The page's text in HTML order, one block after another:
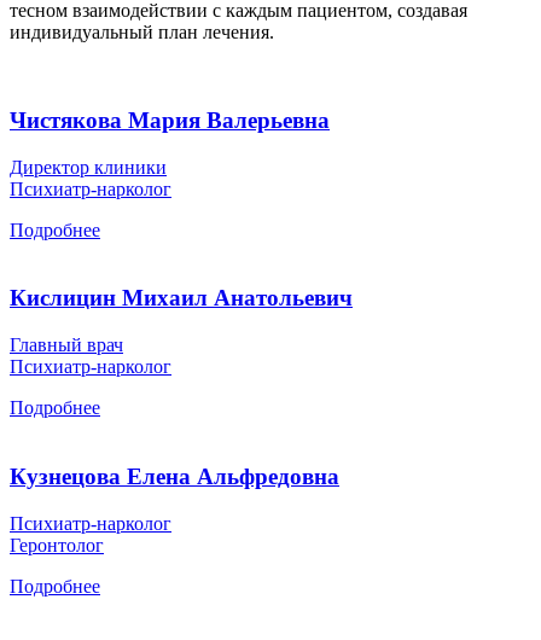
тесном взаимодействии с каждым пациентом, создавая
индивидуальный план лечения.
Чистякова Мария Валерьевна
Директор клиники
Психиатр-нарколог
Подробнее
Кислицин Михаил Анатольевич
Главный врач
Психиатр-нарколог
Подробнее
Кузнецова Елена Альфредовна
Психиатр-нарколог
Геронтолог
Подробнее